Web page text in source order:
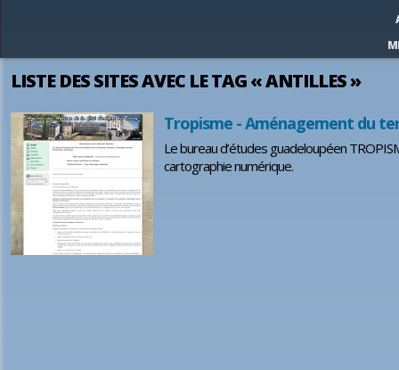
LISTE DES SITES AVEC LE TAG « ANTILLES »
Tropisme - Aménagement du
Le bureau d’études guadeloupéen
cartographie numérique.